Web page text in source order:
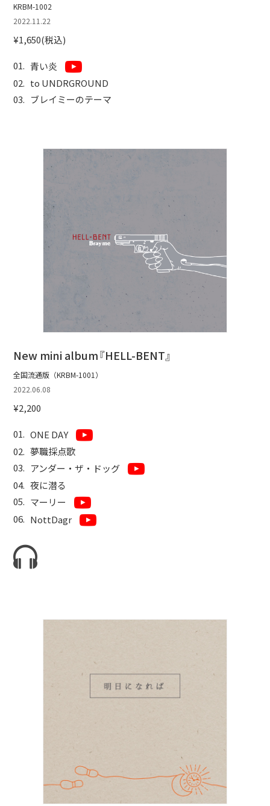
KRBM-1002
2022.11.22
¥1,650(税込)
青い炎
to UNDRGROUND
ブレイミーのテーマ
New mini album『HELL-BENT』
全国流通版（KRBM-1001）
2022.06.08
¥2,200
ONE DAY
夢職採点歌
アンダー・ザ・ドッグ
夜に潜る
マーリー
NottDagr